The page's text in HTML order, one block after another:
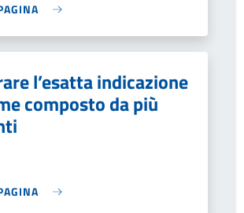
l’esatta indicazione
composto da più